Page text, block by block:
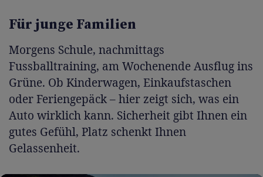
Für junge Familien
Morgens Schule, nachmittags
Fussballtraining, am Wochenende Ausflug ins
Grüne. Ob Kinderwagen, Einkaufstaschen
oder Feriengepäck – hier zeigt sich, was ein
Auto wirklich kann. Sicherheit gibt Ihnen ein
gutes Gefühl, Platz schenkt Ihnen
Gelassenheit.